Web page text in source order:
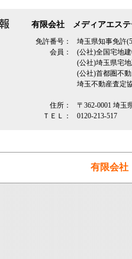
有限会社 メディアエステ
免許番号：
埼玉県知事免許
会員：
(公社)全国宅地
(公社)埼玉県宅
(公社)首都圏不
埼玉不動産査定
住所：
〒362‐0001 埼玉
ＴＥＬ：
0120-213-517
有限会